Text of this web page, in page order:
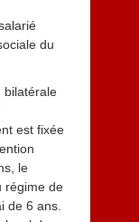
du
bilatérale
est fixée
le
régime de
de 6 ans.